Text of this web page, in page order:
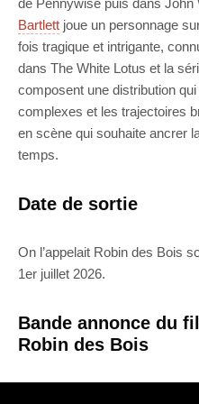
de Pennywise puis dans John
Bartlett joue un personnage
fois tragique et intrigante,
dans The White Lotus et la
composent une distribution
complexes et les trajectoires
en scène qui souhaite ancrer
temps.
Date de sortie
On l’appelait Robin des Bois
1er juillet 2026.
Bande annonce du
Robin des Bois